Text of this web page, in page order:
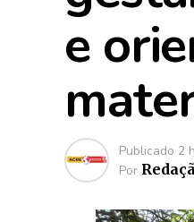
e
Publicado 2
Por